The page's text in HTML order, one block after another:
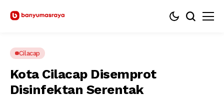
Cilacap
Kota Cilacap Disemprot
Disinfektan Serentak